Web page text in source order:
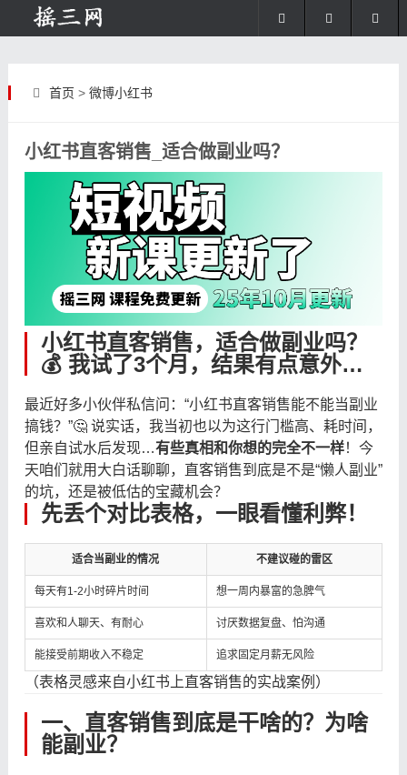
首页 > 微博小红书
小红书直客销售_适合做副业吗？
小红书直客销售，适合做副业吗？
💰 我试了3个月，结果有点意外…
最近好多小伙伴私信问：“小红书直客销售能不能当副业
搞钱？”🤔 说实话，我当初也以为这行门槛高、耗时间，
但亲自试水后发现…有些真相和你想的完全不一样！今
天咱们就用大白话聊聊，直客销售到底是不是“懒人副业”
的坑，还是被低估的宝藏机会？
先丢个对比表格，一眼看懂利弊！
适合当副业的情况 不建议碰的雷区
每天有1-2小时碎片时间 想一周内暴富的急脾气
喜欢和人聊天、有耐心 讨厌数据复盘、怕沟通
能接受前期收入不稳定 追求固定月薪无风险
（表格灵感来自小红书上直客销售的实战案例）
一、直客销售到底是干啥的？为啥
能副业？